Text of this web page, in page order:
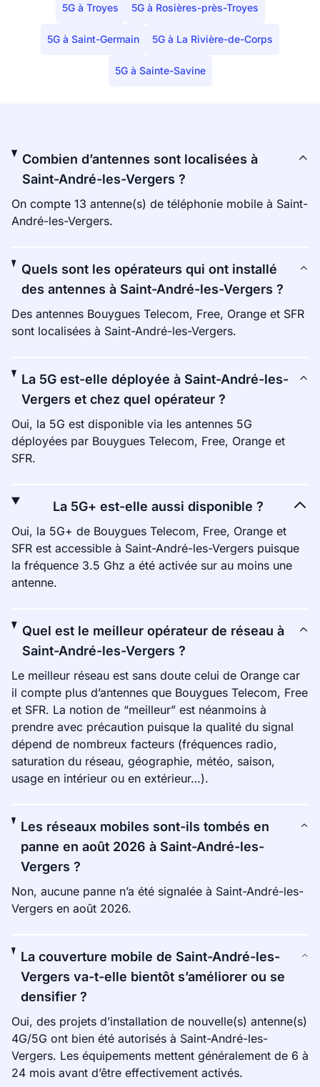
5G à Troyes 5G à Rosières-près-Troyes
5G à Saint-Germain 5G à La Rivière-de-Corps
5G à Sainte-Savine
Combien d’antennes sont localisées à
Saint-André-les-Vergers ?
On compte 13 antenne(s) de téléphonie mobile à Saint-
André-les-Vergers.
Quels sont les opérateurs qui ont installé
des antennes à Saint-André-les-Vergers ?
Des antennes Bouygues Telecom, Free, Orange et SFR
sont localisées à Saint-André-les-Vergers.
La 5G est-elle déployée à Saint-André-les-
Vergers et chez quel opérateur ?
Oui, la 5G est disponible via les antennes 5G
déployées par Bouygues Telecom, Free, Orange et
SFR.
La 5G+ est-elle aussi disponible ?
Oui, la 5G+ de Bouygues Telecom, Free, Orange et
SFR est accessible à Saint-André-les-Vergers puisque
la fréquence 3.5 Ghz a été activée sur au moins une
antenne.
Quel est le meilleur opérateur de réseau à
Saint-André-les-Vergers ?
Le meilleur réseau est sans doute celui de Orange car
il compte plus d’antennes que Bouygues Telecom, Free
et SFR. La notion de “meilleur” est néanmoins à
prendre avec précaution puisque la qualité du signal
dépend de nombreux facteurs (fréquences radio,
saturation du réseau, géographie, météo, saison,
usage en intérieur ou en extérieur…).
Les réseaux mobiles sont-ils tombés en
panne en août 2026 à Saint-André-les-
Vergers ?
Non, aucune panne n’a été signalée à Saint-André-les-
Vergers en août 2026.
La couverture mobile de Saint-André-les-
Vergers va-t-elle bientôt s’améliorer ou se
densifier ?
Oui, des projets d’installation de nouvelle(s) antenne(s)
4G/5G ont bien été autorisés à Saint-André-les-
Vergers. Les équipements mettent généralement de 6 à
24 mois avant d’être effectivement activés.